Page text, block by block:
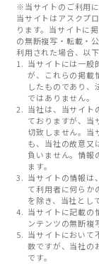
※当サイトのご利用
当サイトはアスクプ
ります。当サイトに
の無断複写・転載・
利用された場合、以
当サイトには一般
が、これらの掲載
したものであり、
ではありません。
当社は、当サイト
ておりますが、当
切致しません。当
も、当社の故意又
負いません。情報
ます。
当サイトの情報は
て利用者に何らか
を除き、当社とし
当サイトに記載の
ンテンツの無断複
当サイトにおいて
数ですが、当社の
です。